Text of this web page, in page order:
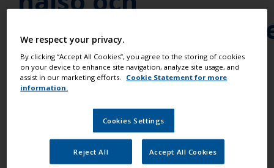
som gäller för en
särskild produkt?
Läs alltid etiketten och databladet innan du
påbörjar arbetet. Där hittar du detaljerad
gäller hälsa och säkerhet för produkten.
We respect your privacy.
By clicking “Accept All Cookies”, you agree to the storing of cookies
on your device to enhance site navigation, analyze site usage, and
assist in our marketing efforts.
Cookie Statement for more
information.
Cookies Settings
Reject All Accept All Cookies